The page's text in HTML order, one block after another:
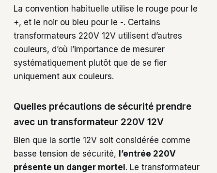
La convention habituelle utilise le rouge pour le
+, et le noir ou bleu pour le -. Certains
transformateurs 220V 12V utilisent d’autres
couleurs, d’où l’importance de mesurer
systématiquement plutôt que de se fier
uniquement aux couleurs.
Quelles précautions de sécurité prendre
avec un transformateur 220V 12V
Bien que la sortie 12V soit considérée comme
basse tension de sécurité, l’entrée 220V
présente un danger mortel . Le transformateur